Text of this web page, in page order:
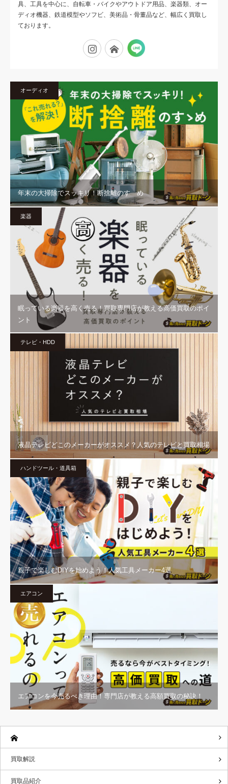
具、工具を中心に、自転車・バイクやアウトドア用品、楽器類、オー
ディオ機器、鉄道模型やソフビ、美術品・骨董品など、幅広く買取し
ております。
InstagramFlickr Tumblr
オーディオ
年末の大掃除でスッキリ！断捨離のすゝめ
楽器
眠っている楽器を高く売る！買取専門店が教える高価買取のポイ
ント
テレビ・HDD
液晶テレビどこのメーカーがオススメ？人気のテレビと買取相場
ハンドツール・道具箱
親子で楽しむDIYを始めよう！人気工具メーカー4選
エアコン
エアコンを今売るべき理由！専門店が教える高額買取の秘訣！
買取解説
買取品紹介